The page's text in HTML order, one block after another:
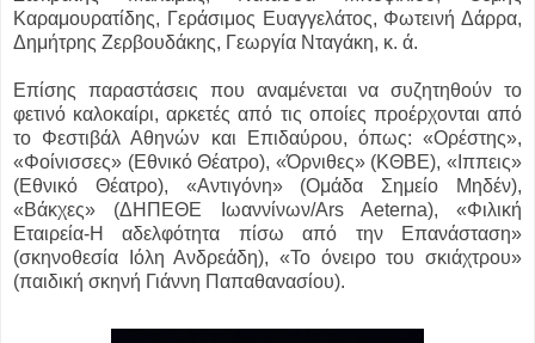
Καραμουρατίδης, Γεράσιμος Ευαγγελάτος, Φωτεινή Δάρρα,
Δημήτρης Ζερβουδάκης, Γεωργία Νταγάκη, κ. ά.
Επίσης παραστάσεις που αναμένεται να συζητηθούν το
φετινό καλοκαίρι, αρκετές από τις οποίες προέρχονται από
το Φεστιβάλ Αθηνών και Επιδαύρου, όπως: «Ορέστης»,
«Φοίνισσες» (Εθνικό Θέατρο), «Όρνιθες» (ΚΘΒΕ), «Ιππεις»
(Εθνικό Θέατρο), «Αντιγόνη» (Ομάδα Σημείο Μηδέν),
«Βάκχες» (ΔΗΠΕΘΕ Ιωαννίνων/Ars Aeterna), «Φιλική
Εταιρεία-Η αδελφότητα πίσω από την Επανάσταση»
(σκηνοθεσία Ιόλη Ανδρεάδη), «Το όνειρο του σκιάχτρου»
(παιδική σκηνή Γιάννη Παπαθανασίου).